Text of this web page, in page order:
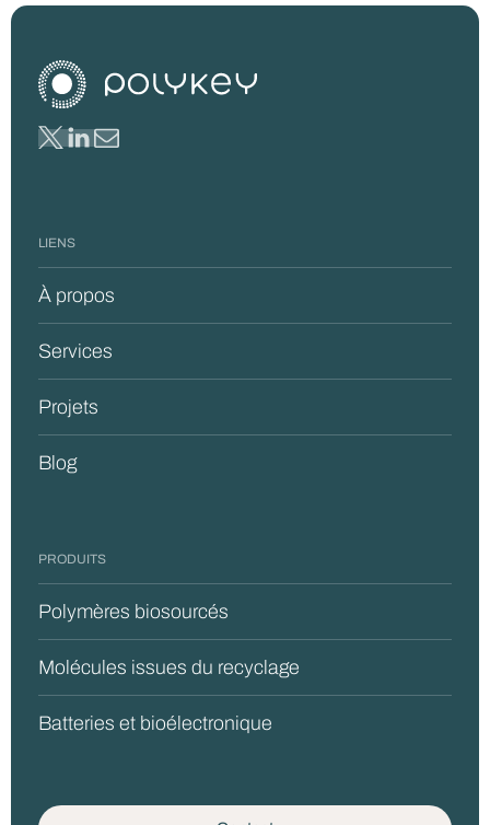
LIENS
À propos
Services
Projets
Blog
PRODUITS
Polymères biosourcés
Molécules issues du recyclage
Batteries et bioélectronique